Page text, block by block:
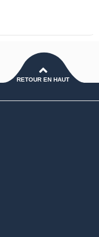
RETOUR EN HAUT